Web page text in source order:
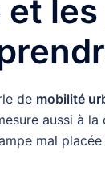
de mobilité
aussi à la
mal